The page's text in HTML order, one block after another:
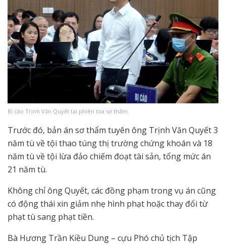
Bị cáo Trịnh Văn Quyết tại phiên tòa sơ thẩm.
Trước đó, bản án sơ thẩm tuyên ông Trịnh Văn Quyết 3
năm tù về tội thao túng thị trường chứng khoán và 18
năm tù về tội lừa đảo chiếm đoạt tài sản, tổng mức án
21 năm tù.
Không chỉ ông Quyết, các đồng phạm trong vụ án cũng
có động thái xin giảm nhẹ hình phạt hoặc thay đổi từ
phạt tù sang phạt tiền.
Bà Hương Trần Kiều Dung – cựu Phó chủ tịch Tập